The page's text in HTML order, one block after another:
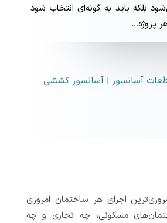
بلکه باید به گونه‌ای انتخاب شود
پروژه…
آسانسور |آسانسور کششی
اجزای هر ساختمان امروزی
مسکونی، چه تجاری و چه